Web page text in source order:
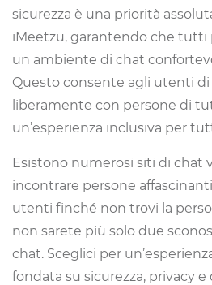
sicurezza è una priorità
iMeetzu, garantendo che tutti
un ambiente di chat
Questo consente agli utenti
liberamente con persone di
un’esperienza inclusiva per
Esistono numerosi siti di chat
incontrare persone
utenti finché non trovi la
non sarete più solo due
chat. Sceglici per
fondata su sicurezza, privacy e